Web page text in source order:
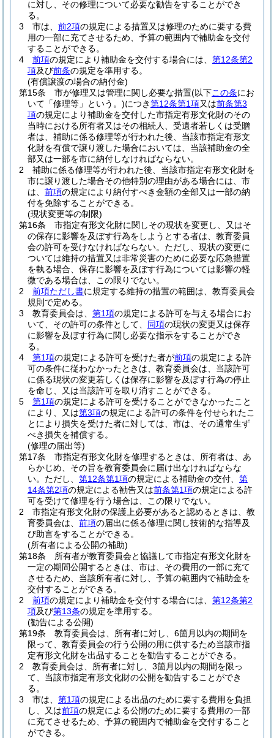
に対し、その修理について必要な勧告をすることができ
る。
3
市は、 前2項の規定による措置又は修理のために要する費
用の一部に充てさせるため、予算の範囲内で補助金を交付
することができる。
4
前項の規定により補助金を交付する場合には、 第12条第2
項及び前条の規定を準用する。
(有償譲渡の場合の納付金)
第15条
市が修理又は管理に関し必要な措置(以下この条にお
いて「修理等」という。)につき第12条第1項又は前条第3
項の規定により補助金を交付した市指定有形文化財のその
当時における所有者又はその相続人、受遺者若しくは受贈
者は、補助に係る修理等が行われた後、当該市指定有形文
化財を有償で譲り渡した場合においては、当該補助金の全
部又は一部を市に納付しなければならない。
2
補助に係る修理等が行われた後、当該市指定有形文化財を
市に譲り渡した場合その他特別の理由がある場合には、市
は、 前項の規定により納付すべき金額の全部又は一部の納
付を免除することができる。
(現状変更等の制限)
第16条
市指定有形文化財に関しその現状を変更し、又はそ
の保存に影響を及ぼす行為をしようとする者は、教育委員
会の許可を受けなければならない。 ただし、現状の変更に
ついては維持の措置又は非常災害のために必要な応急措置
を執る場合、保存に影響を及ぼす行為については影響の軽
微である場合は、この限りでない。
2
前項ただし書に規定する維持の措置の範囲は、教育委員会
規則で定める。
3
教育委員会は、 第1項の規定による許可を与える場合にお
いて、その許可の条件として、 同項の現状の変更又は保存
に影響を及ぼす行為に関し必要な指示をすることができ
る。
4
第1項の規定による許可を受けた者が前項の規定による許
可の条件に従わなかったときは、教育委員会は、当該許可
に係る現状の変更若しくは保存に影響を及ぼす行為の停止
を命じ、又は当該許可を取り消すことができる。
5
第1項の規定による許可を受けることができなかったこと
により、又は第3項の規定による許可の条件を付せられたこ
とにより損失を受けた者に対しては、市は、その通常生ず
べき損失を補償する。
(修理の届出等)
第17条
市指定有形文化財を修理するときは、所有者は、あ
らかじめ、その旨を教育委員会に届け出なければならな
い。 ただし、 第12条第1項の規定による補助金の交付、 第
14条第2項の規定による勧告又は前条第1項の規定による許
可を受けて修理を行う場合は、この限りでない。
2
市指定有形文化財の保護上必要があると認めるときは、教
育委員会は、 前項の届出に係る修理に関し技術的な指導及
び助言をすることができる。
(所有者による公開の補助)
第18条
所有者が教育委員会と協議して市指定有形文化財を
一定の期間公開するときは、市は、その費用の一部に充て
させるため、当該所有者に対し、予算の範囲内で補助金を
交付することができる。
2
前項の規定により補助金を交付する場合には、 第12条第2
項及び第13条の規定を準用する。
(勧告による公開)
第19条
教育委員会は、所有者に対し、6箇月以内の期間を
限って、教育委員会の行う公開の用に供するため当該市指
定有形文化財を出品することを勧告することができる。
2
教育委員会は、所有者に対し、3箇月以内の期間を限っ
て、当該市指定有形文化財の公開を勧告することができ
る。
3
市は、 第1項の規定による出品のために要する費用を負担
し、又は前項の規定による公開のために要する費用の一部
に充てさせるため、予算の範囲内で補助金を交付すること
ができる。